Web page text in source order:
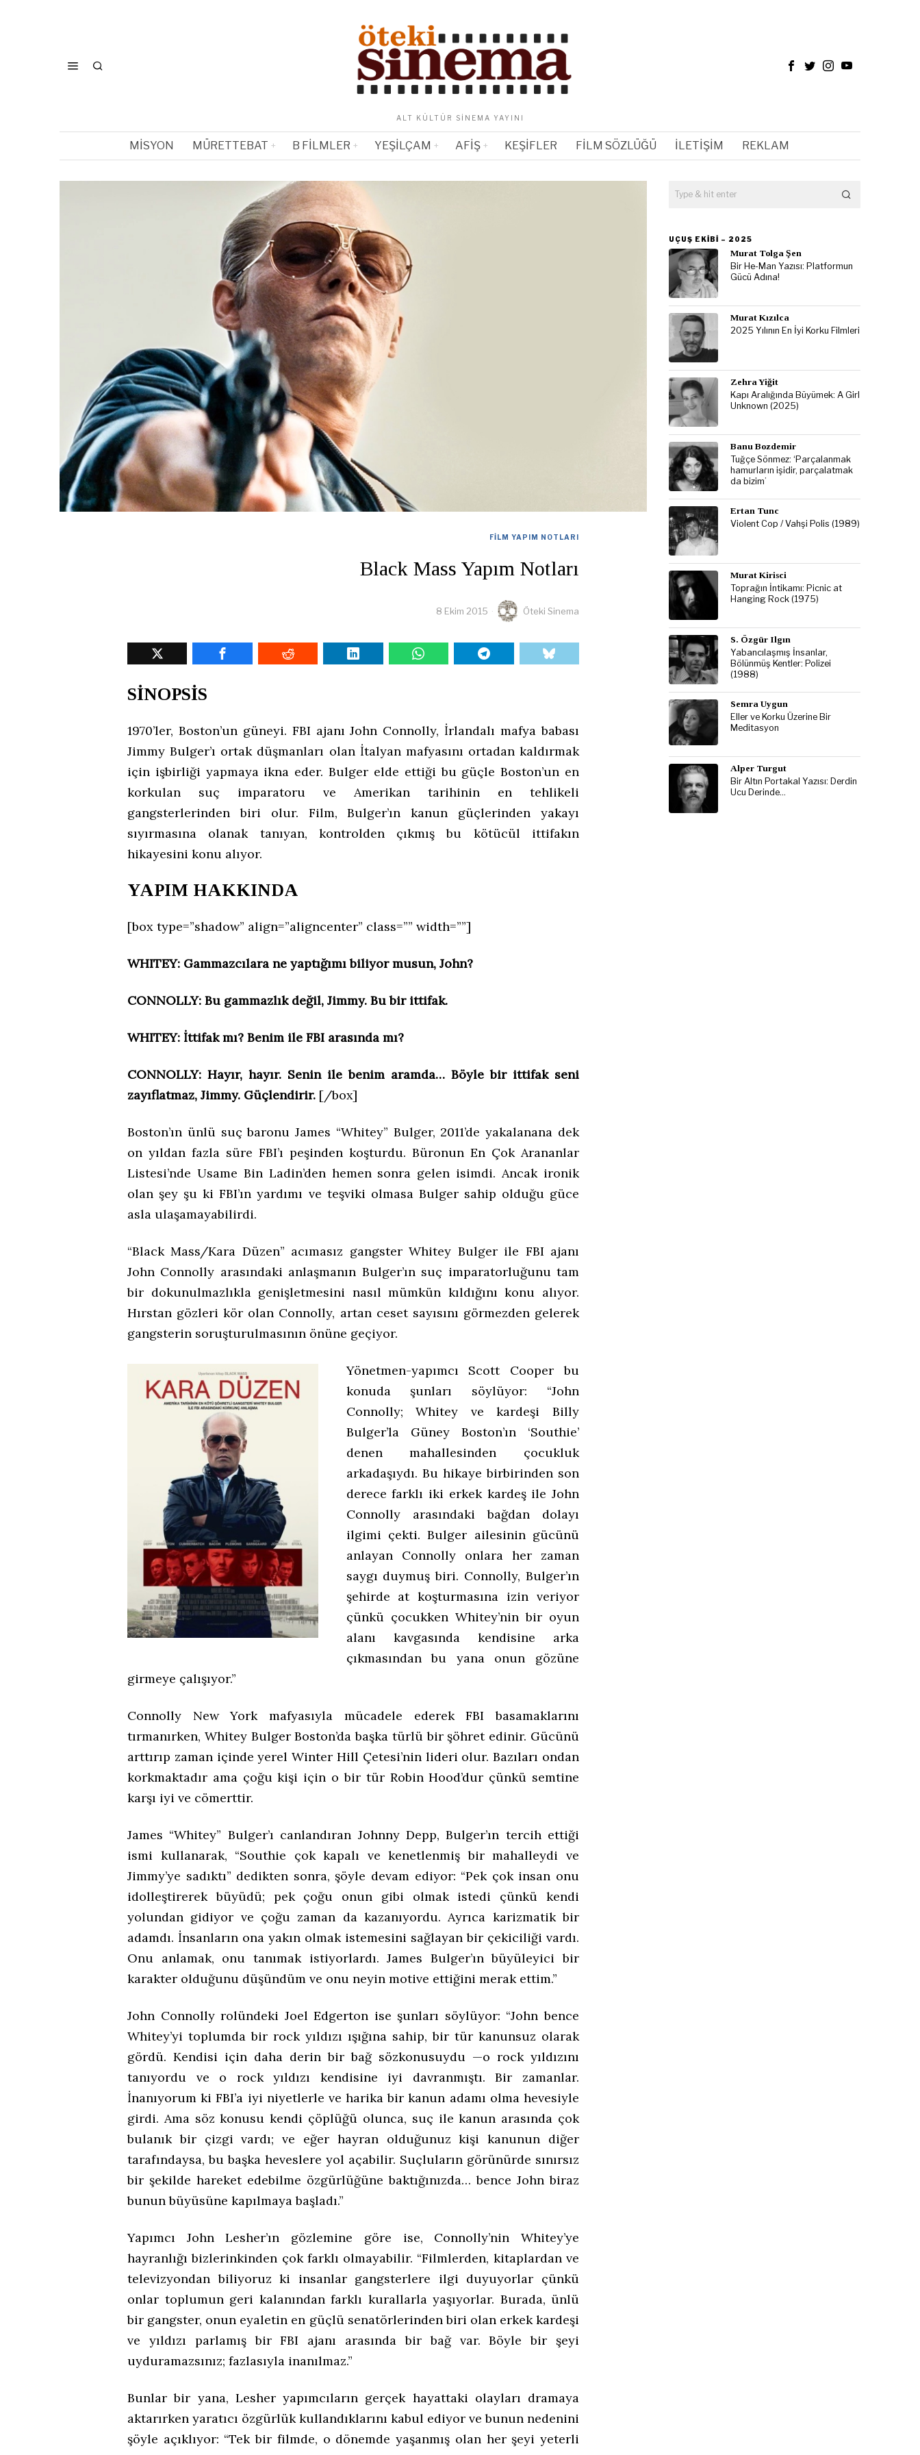
ALT KÜLTÜR SINEMA YAYINI
MISYON MÜRETTEBAT B FILMLER YEŞILÇAM AFIŞ KEŞIFLER FILM SÖZLÜĞÜ İLETIŞIM REKLAM
FILM YAPIM NOTLARI
Black Mass Yapım Notları
8 Ekim 2015 Öteki Sinema
SİNOPSİS
1970’ler, Boston’un güneyi. FBI ajanı John Connolly, İrlandalı mafya babası
Jimmy Bulger’ı ortak düşmanları olan İtalyan mafyasını ortadan kaldırmak
için işbirliği yapmaya ikna eder. Bulger elde ettiği bu güçle Boston’un en
korkulan suç imparatoru ve Amerikan tarihinin en tehlikeli
gangsterlerinden biri olur. Film, Bulger’ın kanun güçlerinden yakayı
sıyırmasına olanak tanıyan, kontrolden çıkmış bu kötücül ittifakın
hikayesini konu alıyor.
YAPIM HAKKINDA
[box type=”shadow” align=”aligncenter” class=”” width=””]
WHITEY: Gammazcılara ne yaptığımı biliyor musun, John?
CONNOLLY: Bu gammazlık değil, Jimmy. Bu bir ittifak.
WHITEY: İttifak mı? Benim ile FBI arasında mı?
CONNOLLY: Hayır, hayır. Senin ile benim aramda… Böyle bir ittifak seni
zayıflatmaz, Jimmy. Güçlendirir. [/box]
Boston’ın ünlü suç baronu James “Whitey” Bulger, 2011’de yakalanana dek
on yıldan fazla süre FBI’ı peşinden koşturdu. Büronun En Çok Arananlar
Listesi’nde Usame Bin Ladin’den hemen sonra gelen isimdi. Ancak ironik
olan şey şu ki FBI’ın yardımı ve teşviki olmasa Bulger sahip olduğu güce
asla ulaşamayabilirdi.
“Black Mass/Kara Düzen” acımasız gangster Whitey Bulger ile FBI ajanı
John Connolly arasındaki anlaşmanın Bulger’ın suç imparatorluğunu tam
bir dokunulmazlıkla genişletmesini nasıl mümkün kıldığını konu alıyor.
Hırstan gözleri kör olan Connolly, artan ceset sayısını görmezden gelerek
gangsterin soruşturulmasının önüne geçiyor.
Yönetmen-yapımcı Scott Cooper bu
konuda şunları söylüyor: “John
Connolly; Whitey ve kardeşi Billy
Bulger’la Güney Boston’ın ‘Southie’
denen mahallesinden çocukluk
arkadaşıydı. Bu hikaye birbirinden son
derece farklı iki erkek kardeş ile John
Connolly arasındaki bağdan dolayı
ilgimi çekti. Bulger ailesinin gücünü
anlayan Connolly onlara her zaman
saygı duymuş biri. Connolly, Bulger’ın
şehirde at koşturmasına izin veriyor
çünkü çocukken Whitey’nin bir oyun
alanı kavgasında kendisine arka
çıkmasından bu yana onun gözüne
girmeye çalışıyor.”
Connolly New York mafyasıyla mücadele ederek FBI basamaklarını
tırmanırken, Whitey Bulger Boston’da başka türlü bir şöhret edinir. Gücünü
arttırıp zaman içinde yerel Winter Hill Çetesi’nin lideri olur. Bazıları ondan
korkmaktadır ama çoğu kişi için o bir tür Robin Hood’dur çünkü semtine
karşı iyi ve cömerttir.
James “Whitey” Bulger’ı canlandıran Johnny Depp, Bulger’ın tercih ettiği
ismi kullanarak, “Southie çok kapalı ve kenetlenmiş bir mahalleydi ve
Jimmy’ye sadıktı” dedikten sonra, şöyle devam ediyor: “Pek çok insan onu
idolleştirerek büyüdü; pek çoğu onun gibi olmak istedi çünkü kendi
yolundan gidiyor ve çoğu zaman da kazanıyordu. Ayrıca karizmatik bir
adamdı. İnsanların ona yakın olmak istemesini sağlayan bir çekiciliği vardı.
Onu anlamak, onu tanımak istiyorlardı. James Bulger’ın büyüleyici bir
karakter olduğunu düşündüm ve onu neyin motive ettiğini merak ettim.”
John Connolly rolündeki Joel Edgerton ise şunları söylüyor: “John bence
Whitey’yi toplumda bir rock yıldızı ışığına sahip, bir tür kanunsuz olarak
gördü. Kendisi için daha derin bir bağ sözkonusuydu —o rock yıldızını
tanıyordu ve o rock yıldızı kendisine iyi davranmıştı. Bir zamanlar.
İnanıyorum ki FBI’a iyi niyetlerle ve harika bir kanun adamı olma hevesiyle
girdi. Ama söz konusu kendi çöplüğü olunca, suç ile kanun arasında çok
bulanık bir çizgi vardı; ve eğer hayran olduğunuz kişi kanunun diğer
tarafındaysa, bu başka heveslere yol açabilir. Suçluların görünürde sınırsız
bir şekilde hareket edebilme özgürlüğüne baktığınızda… bence John biraz
bunun büyüsüne kapılmaya başladı.”
Yapımcı John Lesher’ın gözlemine göre ise, Connolly’nin Whitey’ye
hayranlığı bizlerinkinden çok farklı olmayabilir. “Filmlerden, kitaplardan ve
televizyondan biliyoruz ki insanlar gangsterlere ilgi duyuyorlar çünkü
onlar toplumun geri kalanından farklı kurallarla yaşıyorlar. Burada, ünlü
bir gangster, onun eyaletin en güçlü senatörlerinden biri olan erkek kardeşi
ve yıldızı parlamış bir FBI ajanı arasında bir bağ var. Böyle bir şeyi
uyduramazsınız; fazlasıyla inanılmaz.”
Bunlar bir yana, Lesher yapımcıların gerçek hayattaki olayları dramaya
aktarırken yaratıcı özgürlük kullandıklarını kabul ediyor ve bunun nedenini
şöyle açıklıyor: “Tek bir filmde, o dönemde yaşanmış olan her şeyi yeterli
UÇUŞ EKIBI – 2025
Murat Tolga Şen
Bir He-Man Yazısı: Platformun
Gücü Adına!
Murat Kızılca
2025 Yılının En İyi Korku Filmleri
Zehra Yiğit
Kapı Aralığında Büyümek: A Girl
Unknown (2025)
Banu Bozdemir
Tuğçe Sönmez: ‘Parçalanmak
hamurların işidir, parçalatmak
da bizim’
Ertan Tunc
Violent Cop / Vahşi Polis (1989)
Murat Kirisci
Toprağın İntikamı: Picnic at
Hanging Rock (1975)
S. Özgür Ilgın
Yabancılaşmış İnsanlar,
Bölünmüş Kentler: Polizei
(1988)
Semra Uygun
Eller ve Korku Üzerine Bir
Meditasyon
Alper Turgut
Bir Altın Portakal Yazısı: Derdin
Ucu Derinde…